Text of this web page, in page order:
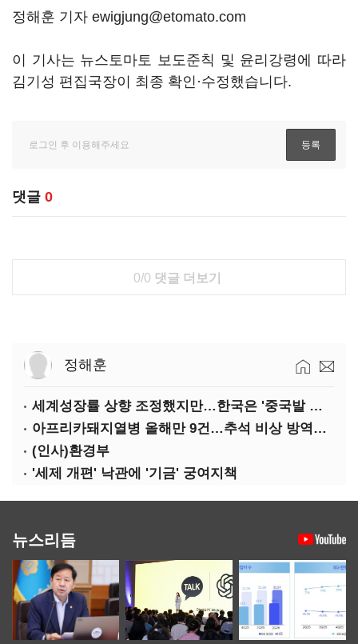
정해훈 기자 ewigjung@etomato.com
이 기사는 뉴스토마토 보도준칙 및 윤리강령에 따라
김기성 편집국장이 최종 확인·수정했습니다.
댓글 0
0/0 댓글 더보기
정해훈
세계성장률 상향 조정했지만…한국은 '중국발 살얼음판'
아프리카돼지열병 올해만 9건…추석 비상 방역에 '총력'
(인사)환경부
'세제 개편' 낙관에 '기금' 궁여지책
뉴스리듬